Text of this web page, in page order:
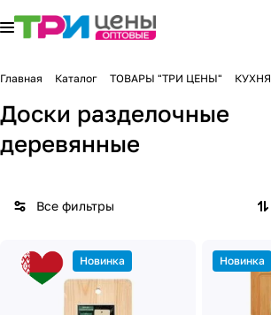
Главная Каталог ТОВАРЫ "ТРИ ЦЕНЫ" КУХНЯ
Доски разделочные
деревянные
Все фильтры
Новинка Новинка